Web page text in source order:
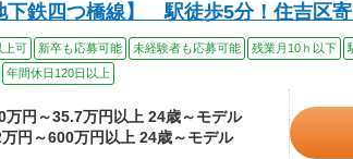
下鉄四つ橋線】 駅徒歩5分！住吉区
上可 新卒も応募可能 未経験者も応募可能 残業月10ｈ以下
年間休日120日以上
万円～35.7万円以上 24歳～モデル
万円～600万円以上 24歳～モデル